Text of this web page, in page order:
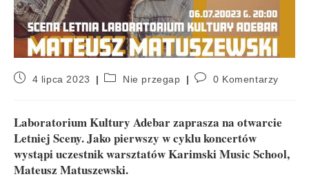
4 lipca 2023 Nie przegap 0 Komentarzy
Laboratorium Kultury Adebar zaprasza na otwarcie
Letniej Sceny. Jako pierwszy w cyklu koncertów
wystąpi uczestnik warsztatów Karimski Music School,
Mateusz Matuszewski.